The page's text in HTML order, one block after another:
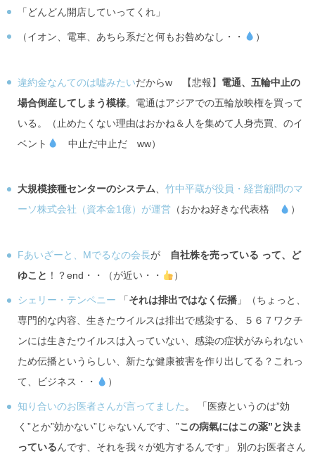
「どんどん開店していってくれ」
（イオン、電車、あちら系だと何もお咎めなし・・ ）
違約金なんてのは嘘みたいだからw 【悲報】 電通、五輪中止の
場合倒産してしまう模様。電通はアジアでの五輪放映権を買って
いる。（止めたくない理由はおかね＆人を集めて人身売買、のイ
ベント
中止だ中止だ ww）
大規模接種センターのシステム、 竹中平蔵が役員・経営顧問のマ
ーソ株式会社（資本金1億）が運営 （おかね好きな代表格 ）
Fあいざーと、Mでるなの会長が
自社株を売っている って、ど
ゆこと ！？end・・（が近い・・ ）
シェリー・テンペニー 「それは排出ではなく伝播 」（ちょっと、
専門的な内容、生きたウイルスは排出で感染する、５６７ワクチ
ンには生きたウイルスは入っていない、感染の症状がみられない
ため伝播というらしい、新たな健康被害を作り出してる？これっ
て、ビジネス・・
）
知り合いのお医者さんが言ってました。 「医療というのは”効
く”とか”効かない”じゃないんです、”この病氣にはこの薬”と決ま
っているんです、それを我々が処方するんです」 別のお医者さん